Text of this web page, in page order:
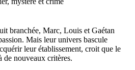
branchée, Marc, Louis et Gaétan
Mais leur univers bascule
leur établissement, croit que le
de nouveaux critères.